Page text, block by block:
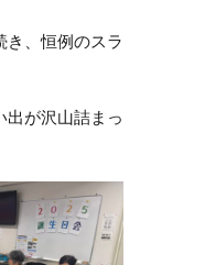
き、恒例のスラ
出が沢山詰まっ